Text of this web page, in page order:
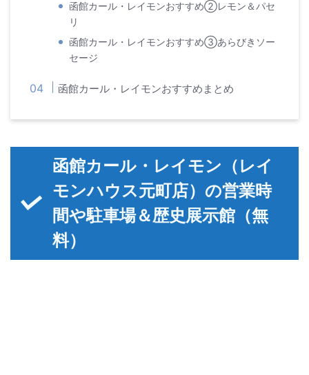
函館カール・レイモンおすすめ②レモン＆パセ
リ
函館カール・レイモンおすすめ③あらびきソー
セージ
函館カール・レイモンおすすめまとめ
函館カール・レイモン（レイ
モンハウス元町店）の営業時
間や駐車場＆歴史展示館（無
料）